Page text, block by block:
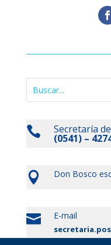
 Secretaría
(0541) –
 Don Bosco
 E-mail